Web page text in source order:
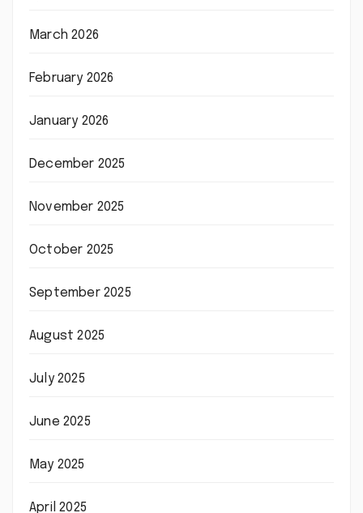
March 2026
February 2026
January 2026
December 2025
November 2025
October 2025
September 2025
August 2025
July 2025
June 2025
May 2025
April 2025